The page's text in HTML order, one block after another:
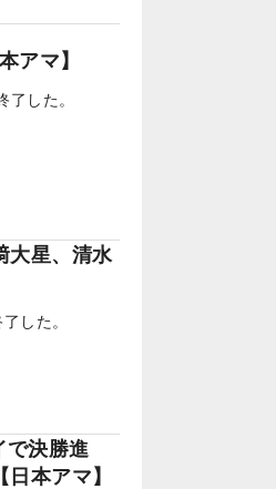
アマ】
した。
大星、清水
した。
で決勝進
本アマ】